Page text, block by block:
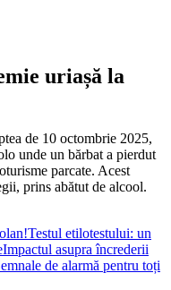
uriașă la
de 10 octombrie 2025,
unde un bărbat a pierdut
parcate. Acest
prins abătut de alcool.
Testul etilotestului: un
Impactul asupra încrederii
de alarmă pentru toți